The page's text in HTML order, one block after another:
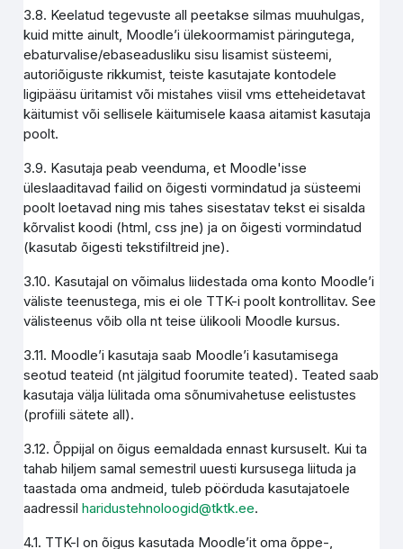
3.8. Keelatud tegevuste all peetakse silmas muuhulgas,
kuid mitte ainult, Moodle’i ülekoormamist päringutega,
ebaturvalise/ebaseadusliku sisu lisamist süsteemi,
autoriõiguste rikkumist, teiste kasutajate kontodele
ligipääsu üritamist või mistahes viisil vms etteheidetavat
käitumist või sellisele käitumisele kaasa aitamist kasutaja
poolt.
3.9. Kasutaja peab veenduma, et Moodle'isse
üleslaaditavad failid on õigesti vormindatud ja süsteemi
poolt loetavad ning mis tahes sisestatav tekst ei sisalda
kõrvalist koodi (html, css jne) ja on õigesti vormindatud
(kasutab õigesti tekstifiltreid jne).
3.10. Kasutajal on võimalus liidestada oma konto Moodle’i
väliste teenustega, mis ei ole TTK-i poolt kontrollitav. See
välisteenus võib olla nt teise ülikooli Moodle kursus.
3.11. Moodle’i kasutaja saab Moodle’i kasutamisega
seotud teateid (nt jälgitud foorumite teated). Teated saab
kasutaja välja lülitada oma sõnumivahetuse eelistustes
(profiili sätete all).
3.12. Õppijal on õigus eemaldada ennast kursuselt. Kui ta
tahab hiljem samal semestril uuesti kursusega liituda ja
taastada oma andmeid, tuleb pöörduda kasutajatoele
aadressilharidustehnoloogid@tktk.ee.
4.1. TTK-l on õigus kasutada Moodle’it oma õppe-,